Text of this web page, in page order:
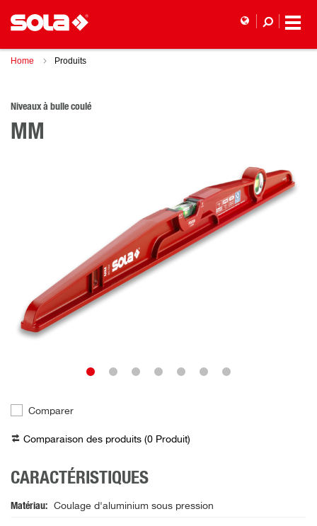
Home Produits
Niveaux à bulle coulé
MM
Comparer
Comparaison des produits (0 Produit)
CARACTÉRISTIQUES
Matériau Coulage d'aluminium sous pression